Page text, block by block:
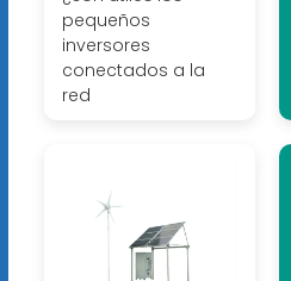
pequeños
inversores
conectados a la
red